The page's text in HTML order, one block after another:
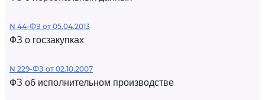
N 44-ФЗ от 05.04.2013
ФЗ о госзакупках
N 229-ФЗ от 02.10.2007
ФЗ об исполнительном производстве